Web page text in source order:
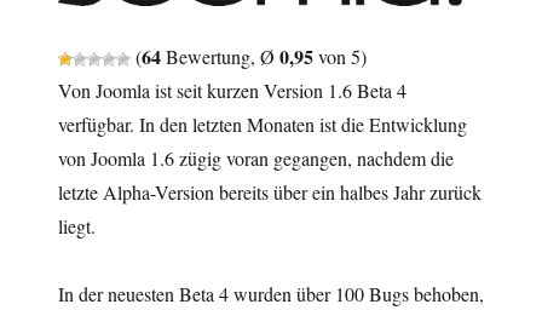
(64Bewertung, Ø 0,95von 5)
Von Joomla ist seit kurzen Version 1.6 Beta 4
verfügbar. In den letzten Monaten ist die Entwicklung
von Joomla 1.6 zügig voran gegangen, nachdem die
letzte Alpha-Version bereits über ein halbes Jahr zurück
liegt.
In der neuesten Beta 4 wurden über 100 Bugs behoben,